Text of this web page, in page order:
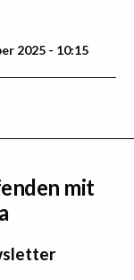
2025 - 10:15
mit